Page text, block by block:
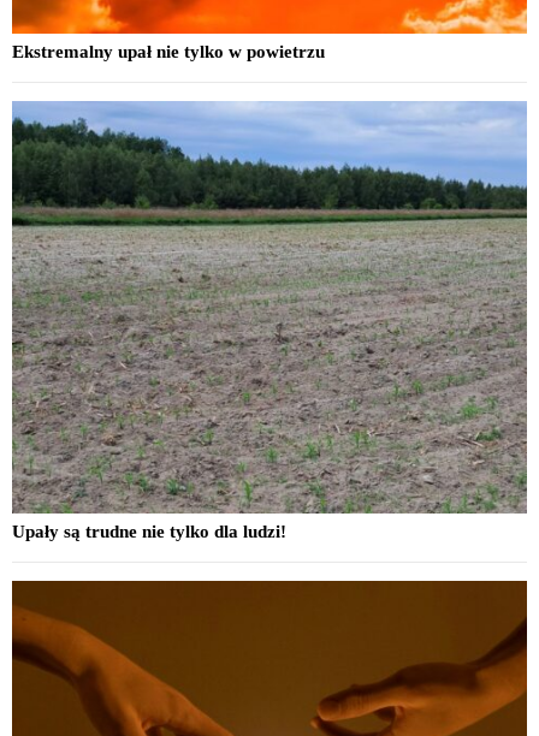
Ekstremalny upał nie tylko w powietrzu
Upały są trudne nie tylko dla ludzi!